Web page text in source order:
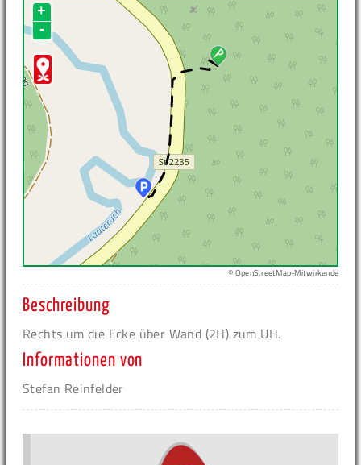
+
-
© OpenStreetMap-Mitwirkende
Beschreibung
Rechts um die Ecke über Wand (2H) zum UH.
Informationen von
Stefan Reinfelder